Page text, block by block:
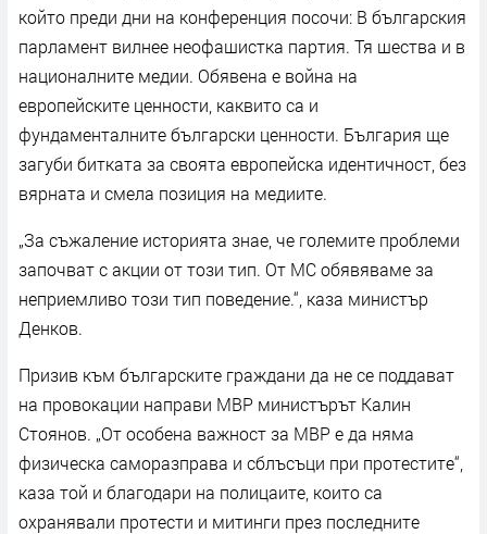
който преди дни на конференция посочи: В българския
парламент вилнее неофашистка партия. Тя шества и в
националните медии. Обявена е война на
европейските ценности, каквито са и
фундаменталните български ценности. България ще
загуби битката за своята европейска идентичност, без
вярната и смела позиция на медиите.
„За съжаление историята знае, че големите проблеми
започват с акции от този тип. От МС обявяваме за
неприемливо този тип поведение.“, каза министър
Денков.
Призив към българските граждани да не се поддават
на провокации направи МВР министърът Калин
Стоянов. „От особена важност за МВР е да няма
физическа саморазправа и сблъсъци при протестите“,
каза той и благодари на полицаите, които са
охранявали протести и митинги през последните